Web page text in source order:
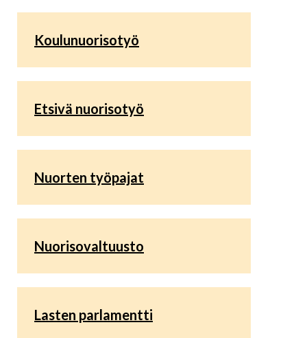
Koulunuorisotyö
Etsivä nuorisotyö
Nuorten työpajat
Nuorisovaltuusto
Lasten parlamentti